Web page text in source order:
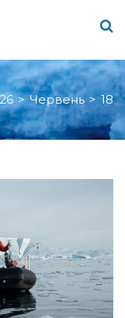
> Червень > 18